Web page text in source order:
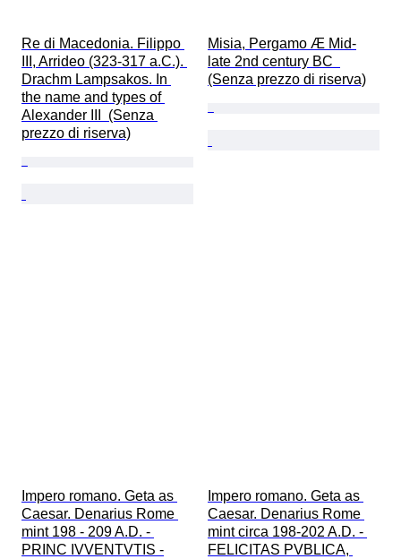
Re di Macedonia. Filippo
III, Arrideo (323-317 a.C.).
Drachm Lampsakos. In
the name and types of
Alexander III  (Senza
prezzo di riserva)
Misia, Pergamo Æ Mid-
late 2nd century BC
(Senza prezzo di riserva)
Impero romano. Geta as
Caesar. Denarius Rome
mint 198 - 209 A.D. -
PRINC IVVENTVTIS -
Impero romano. Geta as
Caesar. Denarius Rome
mint circa 198-202 A.D. -
FELICITAS PVBLICA,